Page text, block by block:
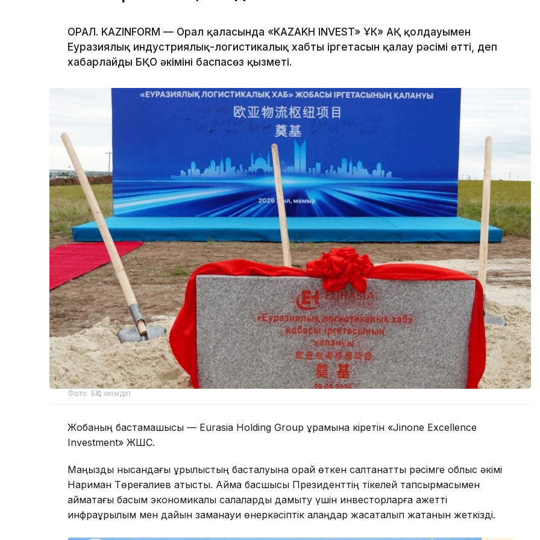
ОРАЛ. KAZINFORM — Орал қаласында «KAZAKH INVEST» ҰК» АҚ қолдауымен
Еуразиялық индустриялық-логистикалық хабтың іргетасын қалау рәсімі өтті, деп
хабарлайды БҚО әкімінің баспасөз қызметі.
Фото: БҚО әкімдігі
Жобаның бастамашысы — Eurasia Holding Group құрамына кіретін «Jinone Excellence
Investment» ЖШС.
Маңызды нысандағы құрылыстың басталуына орай өткен салтанатты рәсімге облыс әкімі
Нариман Төреғалиев қатысты. Аймақ басшысы Президенттің тікелей тапсырмасымен
аймақтағы басым экономикалық салаларды дамыту үшін инвесторларға қажетті
инфрақұрылым мен дайын заманауи өнеркәсіптік алаңдар жасақталып жатқанын жеткізді.